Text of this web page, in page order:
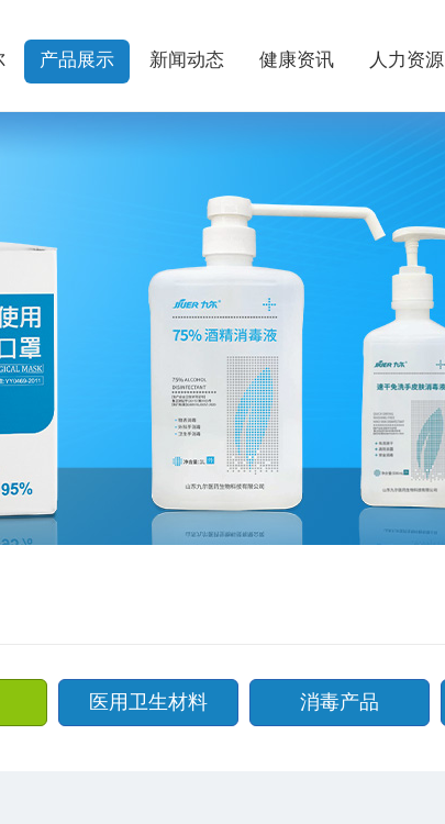
产品展示 新闻动态 健康资讯 人力资源
医用卫生材料 消毒产品